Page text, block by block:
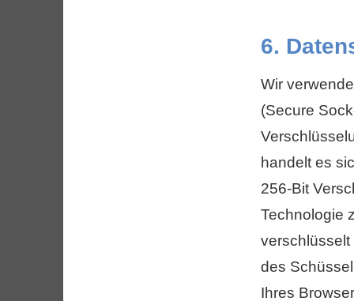
6.
Wir
(Secure
handelt es
256-Bit
Technologie
des
Ihres